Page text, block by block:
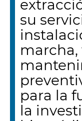
su
para la
la